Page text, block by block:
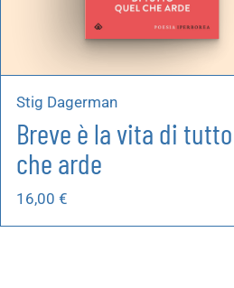
Stig Dagerman
Breve è la vita di
che arde
16,00 €